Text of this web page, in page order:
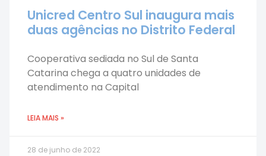
Unicred Centro Sul inaugura mais
duas agências no Distrito Federal
Cooperativa sediada no Sul de Santa
Catarina chega a quatro unidades de
atendimento na Capital
LEIA MAIS »
28 de junho de 2022